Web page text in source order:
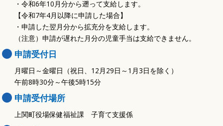
・令和6年10月分から遡って支給します。
【令和7年4月以降に申請した場合】
・申請した翌月分から拡充分を支給します。
（注意）申請が遅れた月分の児童手当は支給できません。
申請受付日
月曜日～金曜日（祝日、12月29日～1月3日を除く）
午前8時30分～午後5時15分
申請受付場所
上関町役場保健福祉課 子育て支援係